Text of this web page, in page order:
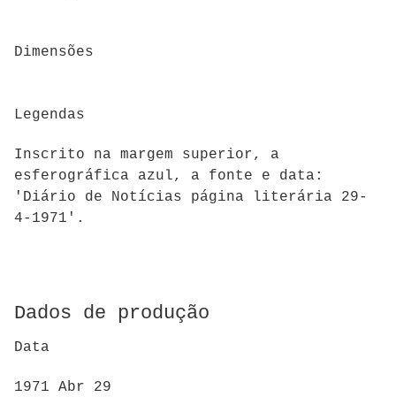
Dimensões
Legendas
Inscrito na margem superior, a
esferográfica azul, a fonte e data:
'Diário de Notícias página literária 29-
4-1971'.
Dados de produção
Data
1971 Abr 29